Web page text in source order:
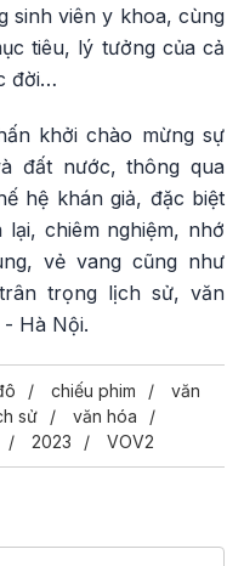
sinh viên y khoa, cùng
tiêu, lý tưởng của cả
đời…
khởi chào mừng sự
đất nước, thông qua
hệ khán giả, đặc biệt
chiêm nghiệm, nhớ
vẻ vang cũng như
trọng lịch sử, văn
Hà Nội.
chiếu phim
văn
sử
văn hóa
2023 VOV2